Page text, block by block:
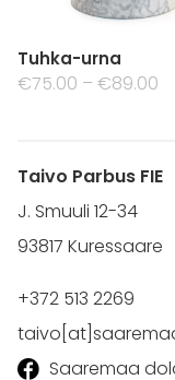
Tuhka-urna
€75.00 –€89.00
Taivo Parbus FIE
J. Smuuli 12-34
93817 Kuressaare
+372 513 2269
Saaremaa